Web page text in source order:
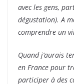
avec les gens,
dégustation). A
comprendre un
Quand j’aurais
en France pour
participer à des